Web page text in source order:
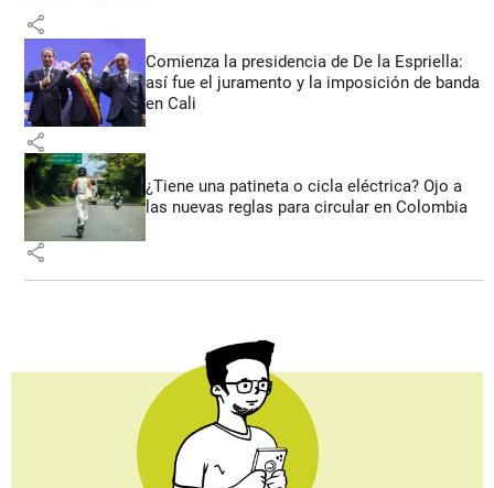
share
Comienza la presidencia de De la Espriella:
así fue el juramento y la imposición de banda
en Cali
share
¿Tiene una patineta o cicla eléctrica? Ojo a
las nuevas reglas para circular en Colombia
share